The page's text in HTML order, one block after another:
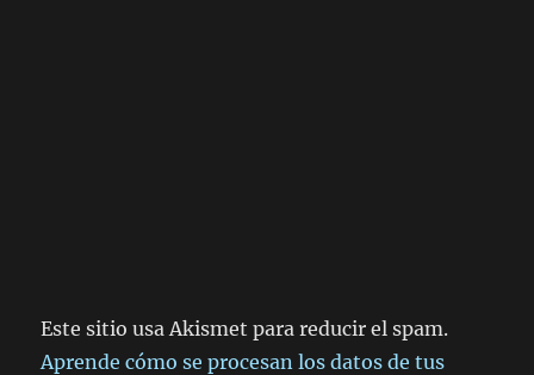
Este sitio usa Akismet para reducir el spam.
Aprende cómo se procesan los datos de tus